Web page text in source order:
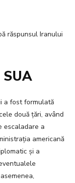
răspunsul Iranului
a fost formulată
două țări, având
escaladare a
americană
și a